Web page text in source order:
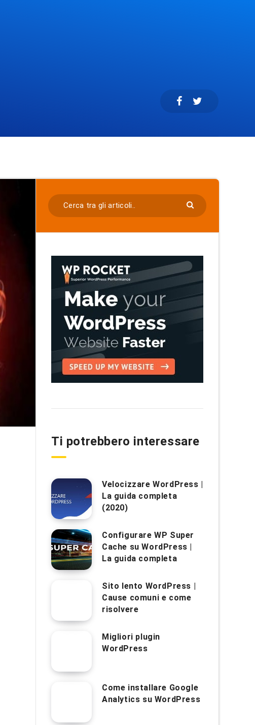
Ti potrebbero interessare
Velocizzare WordPress |
La guida completa
(2020)
Configurare WP Super
Cache su WordPress |
La guida completa
Sito lento WordPress |
Cause comuni e come
risolvere
Migliori plugin
WordPress
Come installare Google
Analytics su WordPress